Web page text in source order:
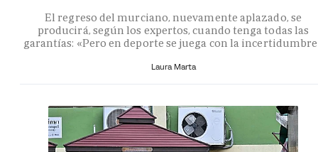
El regreso del murciano, nuevamente aplazado, se
producirá, según los expertos, cuando tenga todas las
garantías: «Pero en deporte se juega con la
Laura Marta